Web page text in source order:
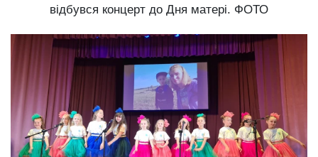
відбувся концерт до Дня матері. ФОТО